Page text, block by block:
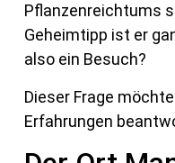
Pflanzenreichtums
Geheimtipp ist er
also ein Besuch?
Dieser Frage
Erfahrungen